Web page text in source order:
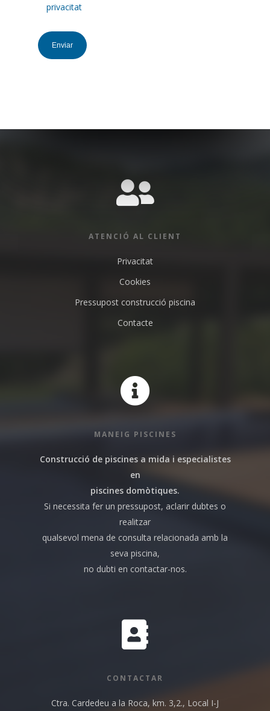
privacitat
ATENCIÓ AL CLIENT
Privacitat
Cookies
Pressupost construcció piscina
Contacte
MANEIG PISCINES
Construcció de piscines a mida i especialistes
en
piscines domòtiques.
Si necessita fer un pressupost, aclarir dubtes o
realitzar
qualsevol mena de consulta relacionada amb la
seva piscina,
no dubti en contactar-nos.
CONTACTAR
Ctra. Cardedeu a la Roca, km. 3,2., Local I-J